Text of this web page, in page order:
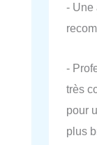
- Une
-
très
pour
plus